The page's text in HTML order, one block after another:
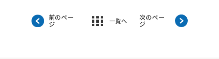
前のペー
ジ 一覧へ 次のペー
ジ